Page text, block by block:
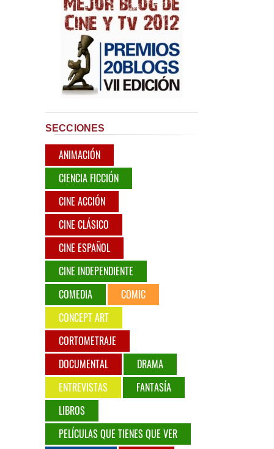
SECCIONES
ANIMACIÓN
CIENCIA FICCIÓN
CINE ACCIÓN
CINE CLÁSICO
CINE ESPAÑOL
CINE INDEPENDIENTE
COMEDIA
COMIC
CONCEPT ART
CORTOMETRAJE
DOCUMENTAL
DRAMA
ENTREVISTAS
FANTASÍA
LIBROS
PELÍCULAS QUE TIENES QUE VER